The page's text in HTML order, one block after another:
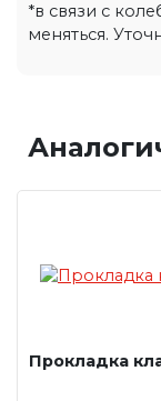
*в связи с
меняться.
Прокладка